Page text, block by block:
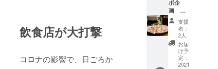
飲食店が大打撃
コロナの影響で、日ごろか
3～4人
前）×5
箱
らっ
しゃい
ます。
もちろ
ん、す
べて手
作り、
安心安
・豆家
本店
genge
・豆家
茶寮
Blossa
・豆家
のりの
り ・豆
のコラ
ボ企
画。 豆
家さん
とご縁
の深い
「四代
目 覚
王山と
ボ企
画 名
古屋
コーチ
ンしゃ
ぶしゃ
ぶ】 今
回のク
ラウド
支援
者：
2人
お届
け予
定：
2021